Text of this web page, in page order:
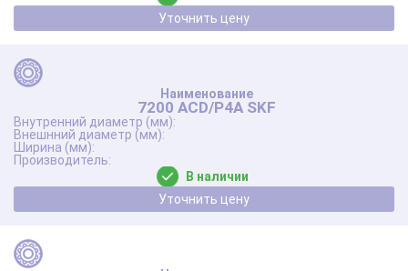
Уточнить цену
7200 ACD/P4A SKF
В наличии
Уточнить цену